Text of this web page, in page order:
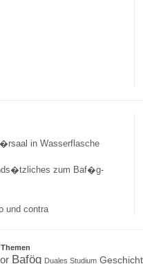
in Wasserflasche
zum Baf�g-
und contra
Bafög Duales Studium